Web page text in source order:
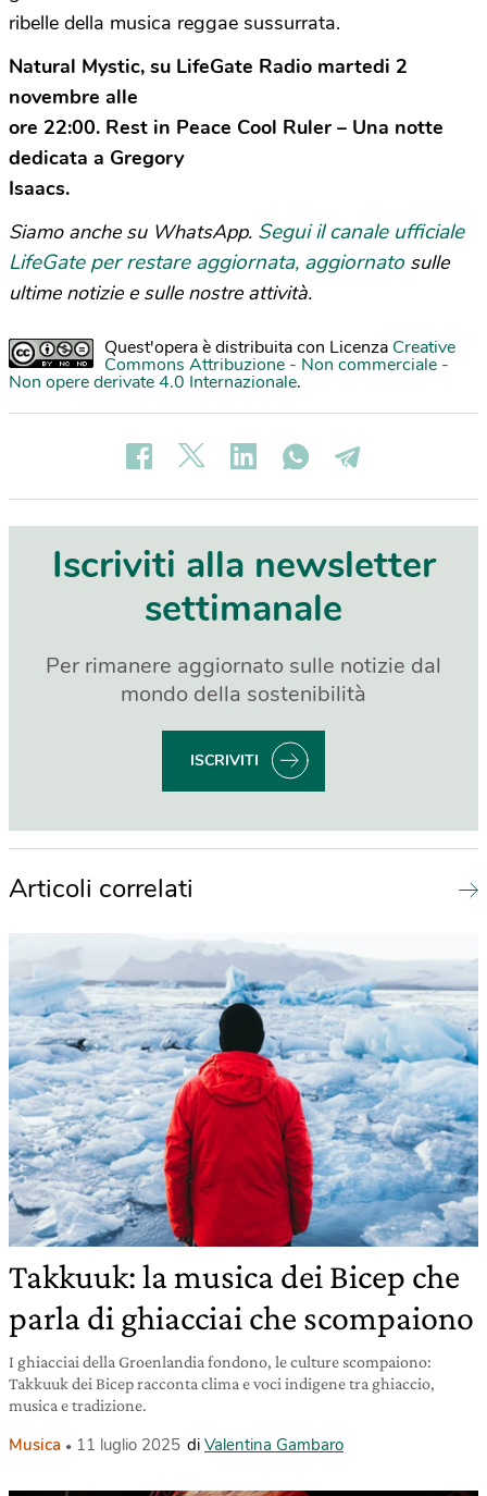
ribelle della musica reggae sussurrata.
Natural Mystic, su LifeGate Radio martedi 2
novembre alle
ore 22:00. Rest in Peace Cool Ruler – Una notte
dedicata a Gregory
Isaacs.
Siamo anche su WhatsApp. Segui il canale ufficiale
LifeGate per restare aggiornata, aggiornato sulle
ultime notizie e sulle nostre attività.
Quest'opera è distribuita con Licenza Creative
Commons Attribuzione - Non commerciale -
Non opere derivate 4.0 Internazionale.
Iscriviti alla newsletter
settimanale
Per rimanere aggiornato sulle notizie dal
mondo della sostenibilità
ISCRIVITI
Articoli correlati
Takkuuk: la musica dei Bicep che
parla di ghiacciai che scompaiono
I ghiacciai della Groenlandia fondono, le culture scompaiono:
Takkuuk dei Bicep racconta clima e voci indigene tra ghiaccio,
musica e tradizione.
Musica 11 luglio 2025 di Valentina Gambaro